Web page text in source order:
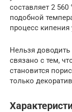
составляет 2
подобной
процесс
Нельзя
связано с тем,
становится
только